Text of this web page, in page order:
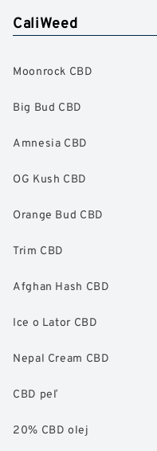
CaliWeed
Moonrock CBD
Big Bud CBD
Amnesia CBD
OG Kush CBD
Orange Bud CBD
Trim CBD
Afghan Hash CBD
Ice o Lator CBD
Nepal Cream CBD
CBD peľ
20% CBD olej